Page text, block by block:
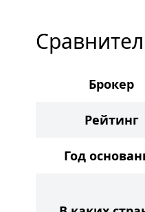
Брокер
Рейтинг
Год